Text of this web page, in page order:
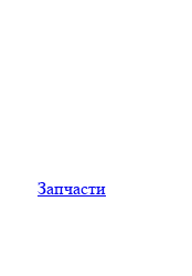
Запчасти